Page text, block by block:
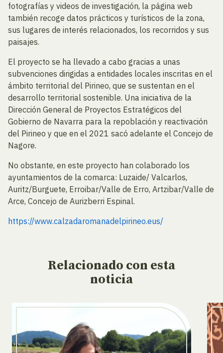
fotografías y videos de investigación, la página web
también recoge datos prácticos y turísticos de la zona,
sus lugares de interés relacionados, los recorridos y sus
paisajes.
El proyecto se ha llevado a cabo gracias a unas
subvenciones dirigidas a entidades locales inscritas en el
ámbito territorial del Pirineo, que se sustentan en el
desarrollo territorial sostenible. Una iniciativa de la
Dirección General de Proyectos Estratégicos del
Gobierno de Navarra para la repoblación y reactivación
del Pirineo y que en el 2021 sacó adelante el Concejo de
Nagore.
No obstante, en este proyecto han colaborado los
ayuntamientos de la comarca: Luzaide/ Valcarlos,
Auritz/Burguete, Erroibar/Valle de Erro, Artzibar/Valle de
Arce, Concejo de Aurizberri Espinal.
https://www.calzadaromanadelpirineo.eus/
Relacionado con esta
noticia